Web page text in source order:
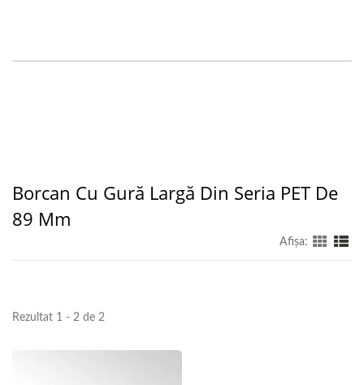
Borcan Cu Gură Largă Din Seria PET De
89 Mm
Afişa:
Rezultat 1 - 2 de 2